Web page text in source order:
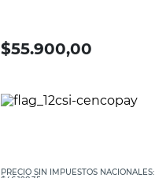
$55.900,00
PRECIO SIN IMPUESTOS NACIONALES: